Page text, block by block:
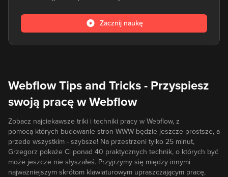
Webflow Tips and Tricks - Przyspiesz
swoją pracę w Webflow
Zobacz najciekawsze triki i techniki pracy w Webflow, z
pomocą których budowanie stron WWW będzie jeszcze prostsze, a
przede wszystkim - szybsze! Na przestrzeni tylko 25 minut,
Grzegorz pokaże Ci ponad 40 praktycznych technik, o których być
może jeszcze nie słyszałeś. Przyjrzymy się między innymi
najważniejszym skrótom klawiaturowym upraszczającym pracę,
Zacznij naukę